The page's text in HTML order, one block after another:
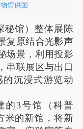
馆供图
秘馆）整体展陈
复原结合光影声
场景，利用投影
串联展区与出口
沉浸式游览动
的3号馆（科普
米的新馆，将新